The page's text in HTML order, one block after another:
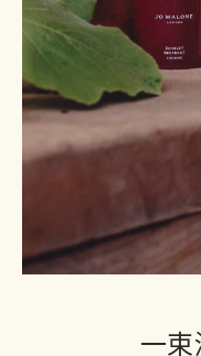
一束